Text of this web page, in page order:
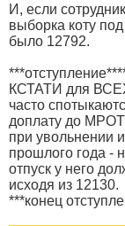
И, если
выборка коту
было 12792.
КСТАТИ для
часто
доплату до МРОТ
при увольнении
прошлого года -
отпуск у него
исходя из 12130.
***конец